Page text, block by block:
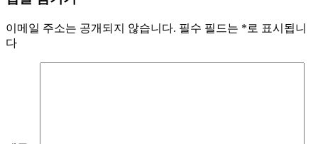
이메일 주소는 공개되지 않습니다. 필수 필드는 *로 표시됩니
다